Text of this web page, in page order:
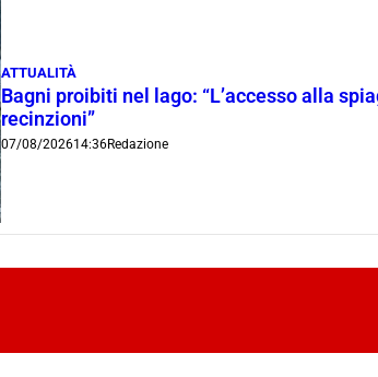
ATTUALITÀ
Bagni proibiti nel lago: “L’accesso alla
recinzioni”
07/08/202614:36Redazione